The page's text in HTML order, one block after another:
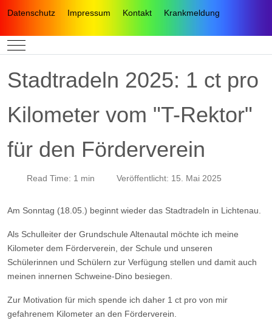
Datenschutz Impressum Kontakt Krankmeldung
Mobile Menu Toggle
Stadtradeln 2025: 1 ct pro
Kilometer vom "T-Rektor"
für den Förderverein
Read Time: 1 min Veröffentlicht: 15. Mai 2025
Am Sonntag (18.05.) beginnt wieder das Stadtradeln in Lichtenau.
Als Schulleiter der Grundschule Altenautal möchte ich meine
Kilometer dem Förderverein, der Schule und unseren
Schülerinnen und Schülern zur Verfügung stellen und damit auch
meinen innernen Schweine-Dino besiegen.
Zur Motivation für mich spende ich daher 1 ct pro von mir
gefahrenem Kilometer an den Förderverein.